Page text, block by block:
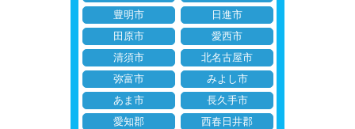
豊明市
日進市
田原市
愛西市
清須市
北名古屋市
弥富市
みよし市
あま市
長久手市
愛知郡
西春日井郡